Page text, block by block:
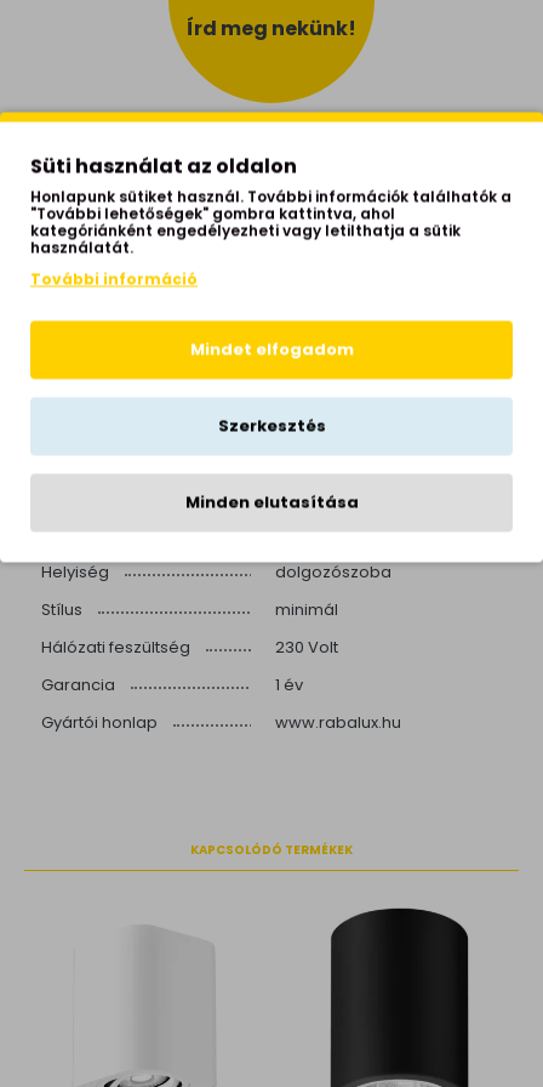
Írd meg nekünk!
Tulajdonságok
Típus
mennyezeti spotlámpa
Átmérő
9 cm
Magasság
Test anyaga
Test színe
matt fehér
Fényforrás foglalata
GU10
Teljesítmény
1X42W
nem
IP védettség
IP20
1 izzós
Helyiség
dolgozószoba
Stílus
minimál
Hálózati feszültség
230 Volt
Garancia
1 év
Gyártói honlap
www.rabalux.hu
KAPCSOLÓDÓ TERMÉKEK
Süti használat az oldalon
Honlapunk sütiket használ. További információk találhatók a
"További lehetőségek" gombra kattintva, ahol
kategóriánként engedélyezheti vagy letilthatja a sütik
használatát.
További információ
Mindet elfogadom
Szerkesztés
Minden elutasítása